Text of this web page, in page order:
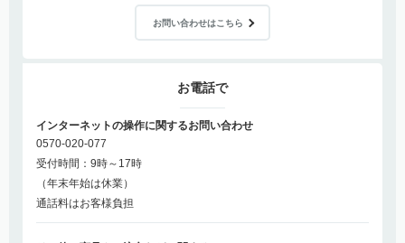
お問い合わせはこちら
お電話で
インターネットの操作に関するお問い合わせ
0570-020-077
受付時間：9時～17時
（年末年始は休業）
通話料はお客様負担